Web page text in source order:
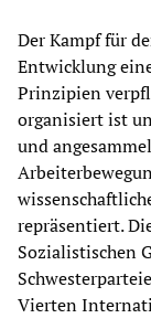
Der Kampf für
Entwicklung
Prinzipien
organisiert ist
und
repräsentiert.
Sozialistischen
Vierten